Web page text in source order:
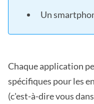
Un
Chaque application
spécifiques pour les
(c'est-à-dire vous